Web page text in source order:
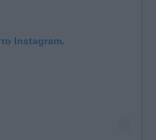
Instagram.